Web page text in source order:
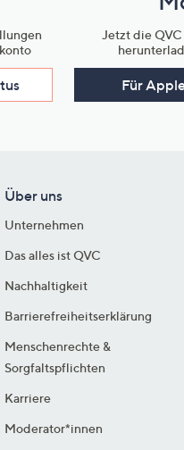
Jetzt die QVC
Für
Über uns
Unternehmen
Das alles ist QVC
Nachhaltigkeit
Barrierefreiheitserklärung
Menschenrechte &
Sorgfaltspflichten
Karriere
Moderator*innen